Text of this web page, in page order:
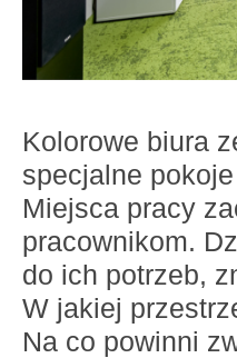
Kolorowe biura
specjalne
Miejsca pracy
pracownikom.
do ich potrzeb,
W jakiej
Na co powinni